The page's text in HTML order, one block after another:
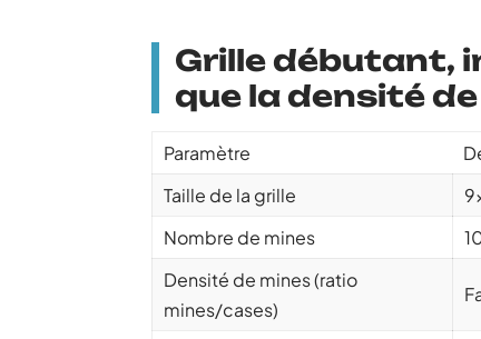
Grille débutant,
que la densité
Paramètre
Taille de la grille
Nombre de mines
Densité de mines (ratio
mines/cases)